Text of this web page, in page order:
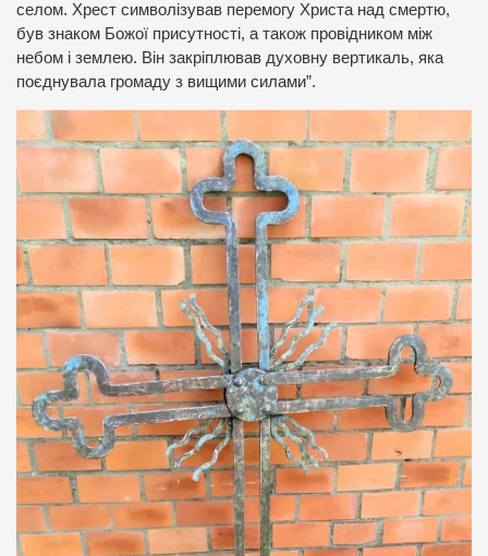
селом. Хрест символізував перемогу Христа над смертю,
був знаком Божої присутності, а також провідником між
небом і землею. Він закріплював духовну вертикаль, яка
поєднувала громаду з вищими силами”.